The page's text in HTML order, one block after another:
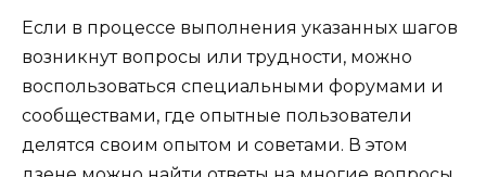
Если в процессе выполнения указанных шагов
возникнут вопросы или трудности, можно
воспользоваться специальными форумами и
сообществами, где опытные пользователи
делятся своим опытом и советами. В этом